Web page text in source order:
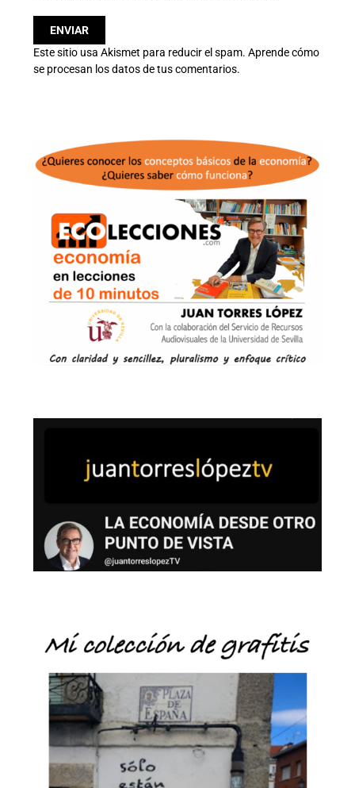
Este sitio usa Akismet para reducir el spam. Aprende cómo
se procesan los datos de tus comentarios.